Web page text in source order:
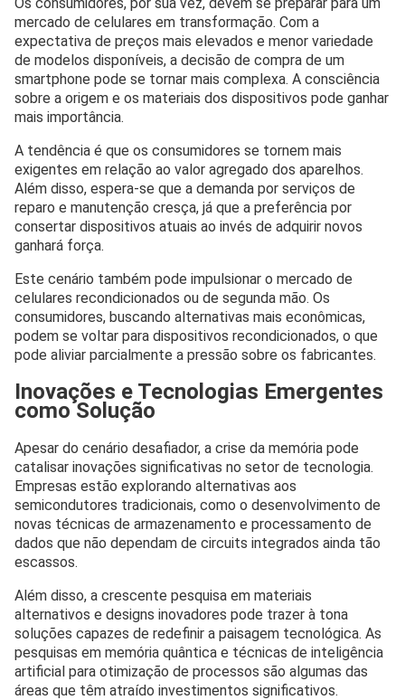
mercado de celulares em transformação. Com a
expectativa de preços mais elevados e menor variedade
de modelos disponíveis, a decisão de compra de um
smartphone pode se tornar mais complexa. A consciência
sobre a origem e os materiais dos dispositivos pode ganhar
mais importância.
A tendência é que os consumidores se tornem mais
exigentes em relação ao valor agregado dos aparelhos.
Além disso, espera-se que a demanda por serviços de
reparo e manutenção cresça, já que a preferência por
consertar dispositivos atuais ao invés de adquirir novos
ganhará força.
Este cenário também pode impulsionar o mercado de
celulares recondicionados ou de segunda mão. Os
consumidores, buscando alternativas mais econômicas,
podem se voltar para dispositivos recondicionados, o que
pode aliviar parcialmente a pressão sobre os fabricantes.
Inovações e Tecnologias Emergentes
como Solução
Apesar do cenário desafiador, a crise da memória pode
catalisar inovações significativas no setor de tecnologia.
Empresas estão explorando alternativas aos
semicondutores tradicionais, como o desenvolvimento de
novas técnicas de armazenamento e processamento de
dados que não dependam de circuits integrados ainda tão
escassos.
Além disso, a crescente pesquisa em materiais
alternativos e designs inovadores pode trazer à tona
soluções capazes de redefinir a paisagem tecnológica. As
pesquisas em memória quântica e técnicas de inteligência
artificial para otimização de processos são algumas das
áreas que têm atraído investimentos significativos.